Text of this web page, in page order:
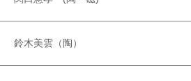
鈴木美雲（陶）